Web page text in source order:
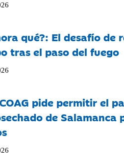
qué?: El desafío de
tras el paso del fuego
pide permitir el
de Salamanca